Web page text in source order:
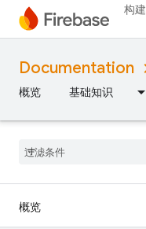
构建
Documentation
概览 基础知识
概览